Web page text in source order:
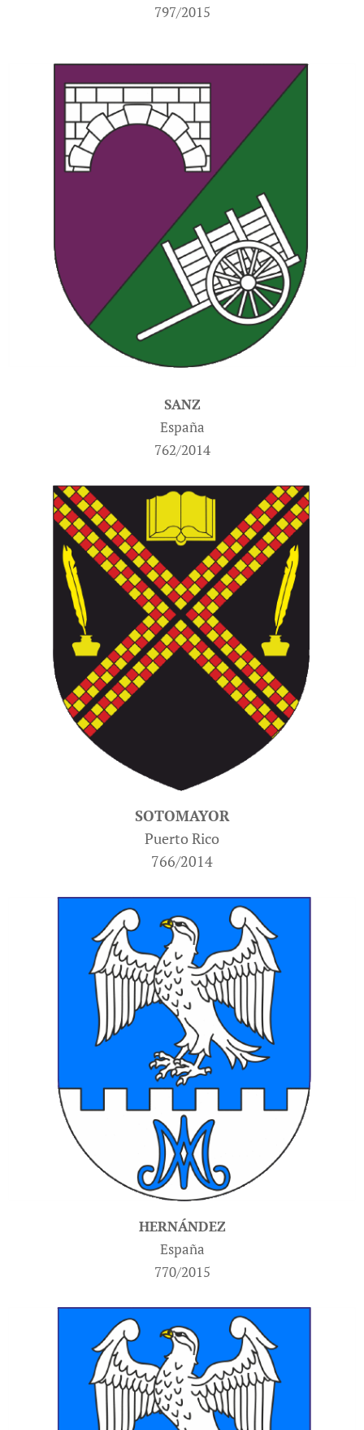
797/2015
SANZ
España
762/2014
SOTOMAYOR
Puerto Rico
766/2014
HERNÁNDEZ
España
770/2015